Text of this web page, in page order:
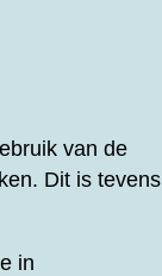
van de
Dit is tevens
in